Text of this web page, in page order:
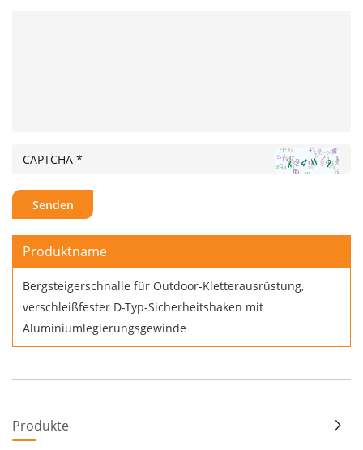
Produktname
Bergsteigerschnalle für Outdoor-Kletterausrüstung,
verschleißfester D-Typ-Sicherheitshaken mit
Aluminiumlegierungsgewinde
Produkte